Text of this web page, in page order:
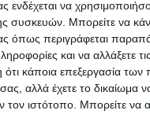
ενδέχεται να
Μπορείτε να
όπως περιγράφεται
και να αλλάξετε
κάποια επεξεργασία των
αλλά έχετε το δικαίωμα
τον ιστότοπο. Μπορείτε να